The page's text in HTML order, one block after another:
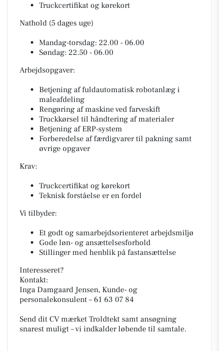
Truckcertifikat og kørekort
Nathold (5 dages uge)
Mandag-torsdag: 22.00 - 06.00
Søndag: 22.50 - 06.00
Arbejdsopgaver:
Betjening af fuldautomatisk robotanlæg i
maleafdeling
Rengøring af maskine ved farveskift
Truckkørsel til håndtering af materialer
Betjening af ERP-system
Forberedelse af færdigvarer til pakning samt
øvrige opgaver
Krav:
Truckcertifikat og kørekort
Teknisk forståelse er en fordel
Vi tilbyder:
Et godt og samarbejdsorienteret arbejdsmiljø
Gode løn- og ansættelsesforhold
Stillinger med henblik på fastansættelse
Interesseret?
Kontakt:
Inga Damgaard Jensen, Kunde- og
personalekonsulent – 61 63 07 84
Send dit CV mærket Troldtekt samt ansøgning
snarest muligt – vi indkalder løbende til samtale.